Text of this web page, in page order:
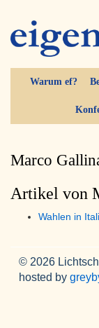
Warum ef?
Marco
Artikel von
Wahlen in
© 2026
hosted by